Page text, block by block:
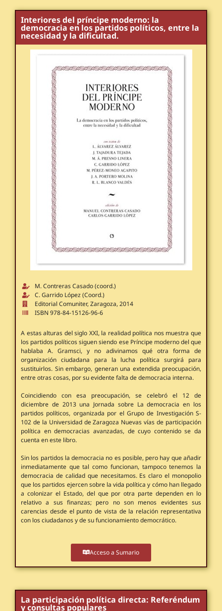
Interiores del príncipe moderno: la
democracia en los partidos políticos, entre la
necesidad y la dificultad.
M. Contreras Casado (coord.)
C. Garrido López (Coord.)
Editorial Comuniter, Zaragoza, 2014
ISBN 978-84-15126-96-6
A estas alturas del siglo XXI, la realidad política nos muestra que
los partidos políticos siguen siendo ese Príncipe moderno del que
hablaba A. Gramsci, y no adivinamos qué otra forma de
organización ciudadana para la lucha política surgirá para
sustituirlos. Sin embargo, generan una extendida preocupación,
entre otras cosas, por su evidente falta de democracia interna.
Coincidiendo con esa preocupación, se celebró el 12 de
diciembre de 2013 una Jornada sobre La democracia en los
partidos políticos, organizada por el Grupo de Investigación S-
102 de la Universidad de Zaragoza Nuevas vías de participación
política en democracias avanzadas, de cuyo contenido se da
cuenta en este libro.
Sin los partidos la democracia no es posible, pero hay que añadir
inmediatamente que tal como funcionan, tampoco tenemos la
democracia de calidad que necesitamos. Es claro el monopolio
que los partidos ejercen sobre la vida política y cómo han llegado
a colonizar el Estado, del que por otra parte dependen en lo
relativo a sus finanzas; pero no son menos evidentes sus
carencias desde el punto de vista de la relación representativa
con los ciudadanos y de su funcionamiento democrático.
Acceso a Sumario
La participación política directa: Referéndum
y consultas populares